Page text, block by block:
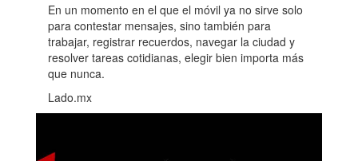
En un momento en el que el móvil ya no sirve solo
para contestar mensajes, sino también para
trabajar, registrar recuerdos, navegar la ciudad y
resolver tareas cotidianas, elegir bien importa más
que nunca.
Lado.mx